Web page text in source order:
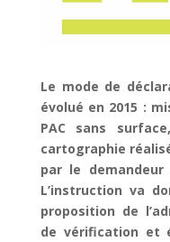
Le mode de
évolué en 2015 :
PAC sans
cartographie
par le
L’instruction va
proposition de
de vérification et